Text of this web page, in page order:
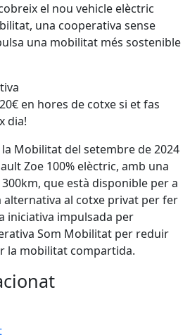
el nou vehicle elèctric
una cooperativa sense
una mobilitat més sostenible
en hores de cotxe si et fas
dia!
Mobilitat del setembre de 2024
Zoe 100% elèctric, amb una
que està disponible per a
al cotxe privat per fer
iniciativa impulsada per
Som Mobilitat per reduir
la mobilitat compartida.